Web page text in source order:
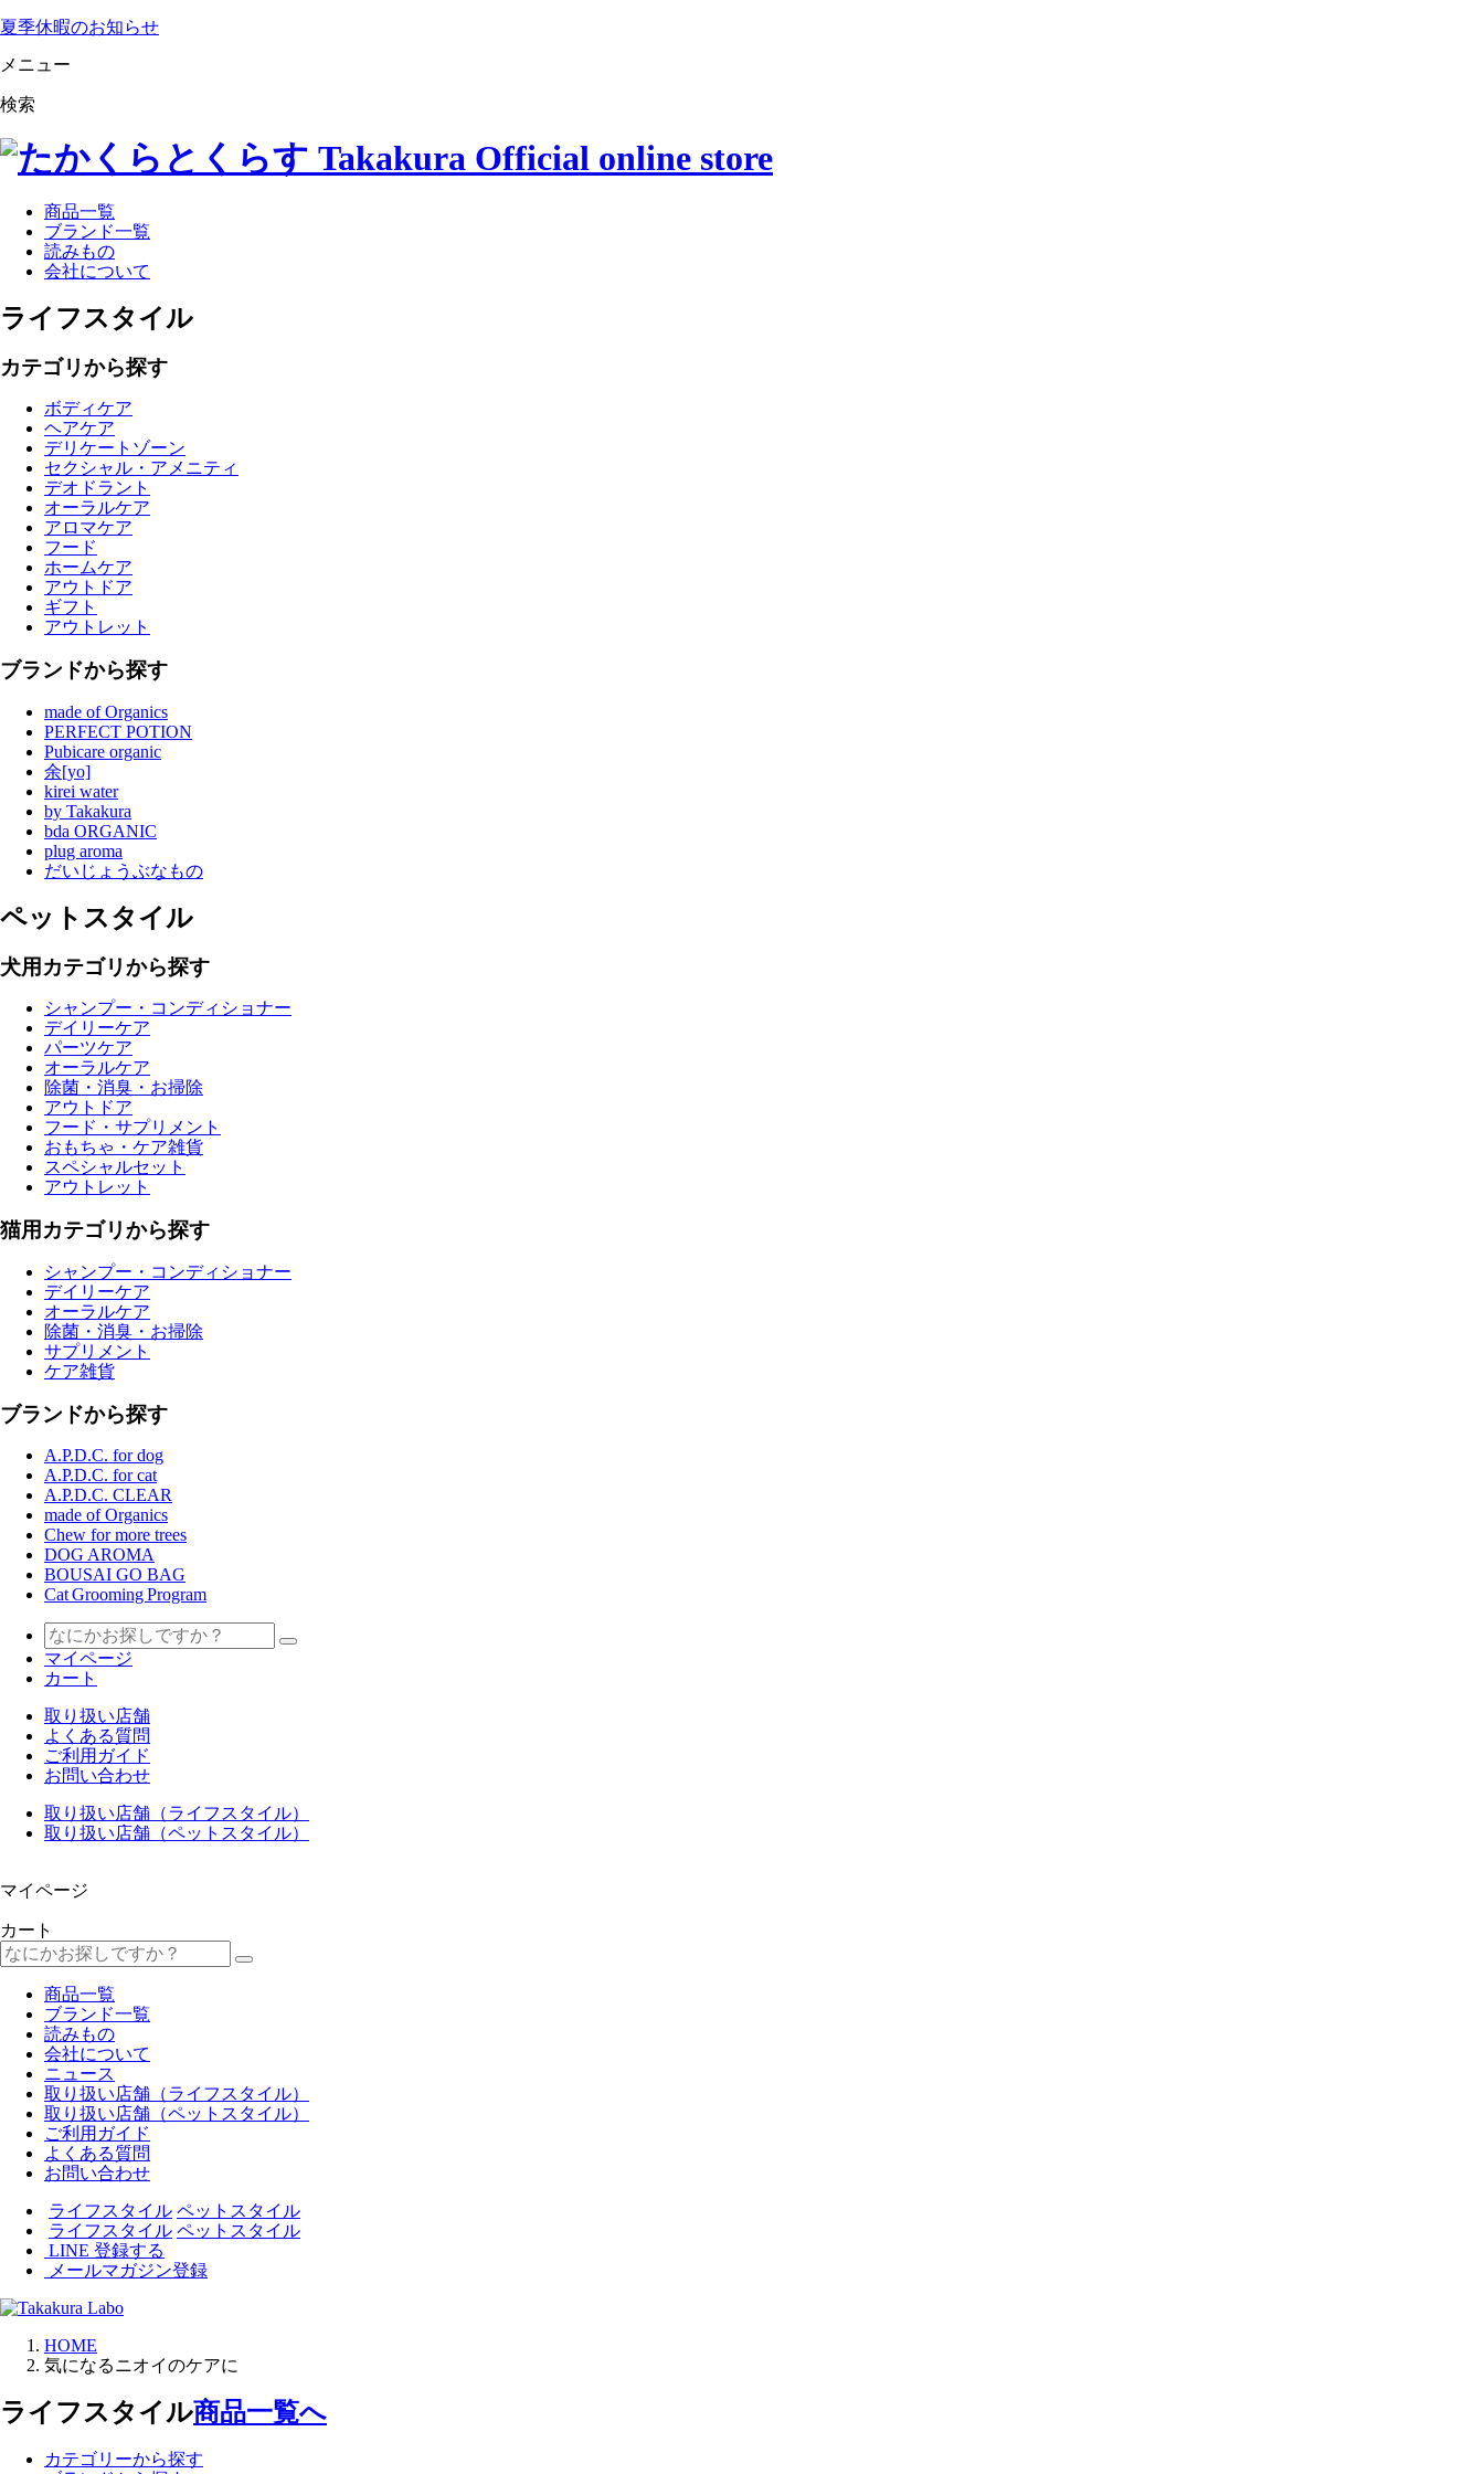
夏季休暇のお知らせ
メニュー
検索
商品一覧
ブランド一覧
読みもの
会社について
ライフスタイル
カテゴリから探す
ボディケア
ヘアケア
デリケートゾーン
セクシャル・アメニティ
デオドラント
オーラルケア
アロマケア
フード
ホームケア
アウトドア
ギフト
アウトレット
ブランドから探す
made of Organics
PERFECT POTION
Pubicare organic
余[yo]
kirei water
by Takakura
bda ORGANIC
plug aroma
だいじょうぶなもの
ペットスタイル
犬用カテゴリから探す
シャンプー・コンディショナー
デイリーケア
パーツケア
オーラルケア
除菌・消臭・お掃除
アウトドア
フード・サプリメント
おもちゃ・ケア雑貨
スペシャルセット
アウトレット
猫用カテゴリから探す
シャンプー・コンディショナー
デイリーケア
オーラルケア
除菌・消臭・お掃除
サプリメント
ケア雑貨
ブランドから探す
A.P.D.C. for dog
A.P.D.C. for cat
A.P.D.C. CLEAR
made of Organics
Chew for more trees
DOG AROMA
BOUSAI GO BAG
Cat Grooming Program
マイページ
カート
取り扱い店舗
よくある質問
ご利用ガイド
お問い合わせ
取り扱い店舗（ライフスタイル）
取り扱い店舗（ペットスタイル）
マイページ
カート
商品一覧
ブランド一覧
読みもの
会社について
ニュース
取り扱い店舗（ライフスタイル）
取り扱い店舗（ペットスタイル）
ご利用ガイド
よくある質問
お問い合わせ
ライフスタイル ペットスタイル
ライフスタイル ペットスタイル
LINE 登録する
メールマガジン登録
HOME
気になるニオイのケアに
ライフスタイル商品一覧へ
カテゴリーから探す